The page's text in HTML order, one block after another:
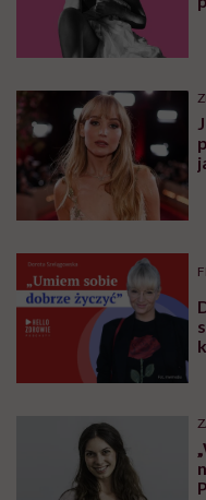
się w przypadku
lękowych czy
Udostępnij
Przeczytasz w 4 min
Spis treści
I poziom
II poziom
III poziom